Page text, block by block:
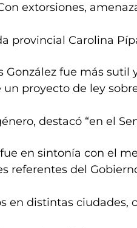
extorsiones,
provincial Carolina
González fue más sutil
proyecto de ley
destacó “en el
en sintonía con el
referentes del
en distintas ciudades,